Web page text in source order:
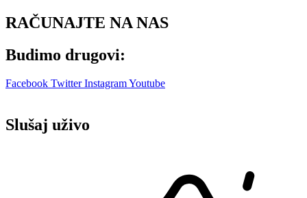
RAČUNAJTE NA NAS
Budimo drugovi:
Facebook Twitter InstagramYoutube
Slušaj uživo